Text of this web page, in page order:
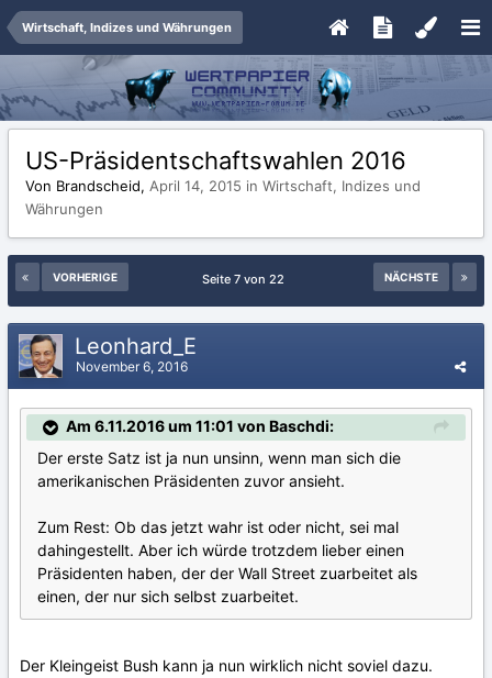
Wirtschaft, Indizes und Währungen
US-Präsidentschaftswahlen 2016
Von Brandscheid, April 14, 2015 in Wirtschaft, Indizes und
Währungen
VORHERIGE NÄCHSTE
Seite 7 von 22
Leonhard_E
November 6, 2016
Am 6.11.2016 um 11:01 von Baschdi:
Der erste Satz ist ja nun unsinn, wenn man sich die
amerikanischen Präsidenten zuvor ansieht.
Zum Rest: Ob das jetzt wahr ist oder nicht, sei mal
dahingestellt. Aber ich würde trotzdem lieber einen
Präsidenten haben, der der Wall Street zuarbeitet als
einen, der nur sich selbst zuarbeitet.
Der Kleingeist Bush kann ja nun wirklich nicht soviel dazu.